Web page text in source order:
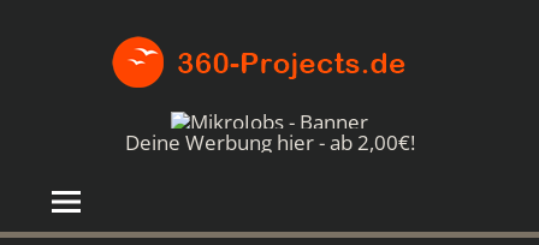
Seiten
im
Deine Werbung hier - ab 2,00€!